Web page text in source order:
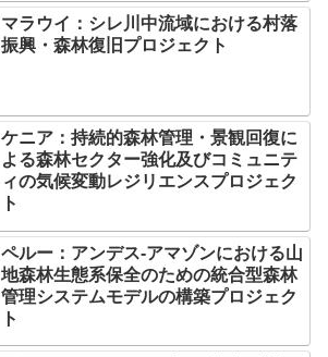
マラウイ：シレ川中流域における村落
振興・森林復旧プロジェクト
ケニア：持続的森林管理・景観回復に
よる森林セクター強化及びコミュニテ
ィの気候変動レジリエンスプロジェク
ト
ペルー：アンデス-アマゾンにおける山
地森林生態系保全のための統合型森林
管理システムモデルの構築プロジェク
ト